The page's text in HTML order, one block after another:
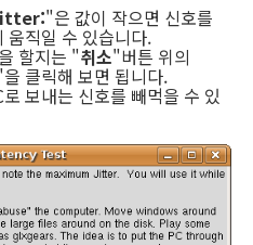
"은 값이 작으면 신호를
움직일 수 있습니다.
할지는 "취소"버튼 위의
클릭해 보면 됩니다.
보내는 신호를 빼먹을 수 있